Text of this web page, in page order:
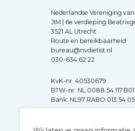
Nederlandse Vereniging
JIM | 6e verdieping
3521 AL Utrecht
Route en bereikbaarheid
bureau@nvdietist.nl
030-634 62 22
KvK-nr. 40530679
BTW-nr. NL.0088.54.117.B01
Bank: NL97 RABO 013 54